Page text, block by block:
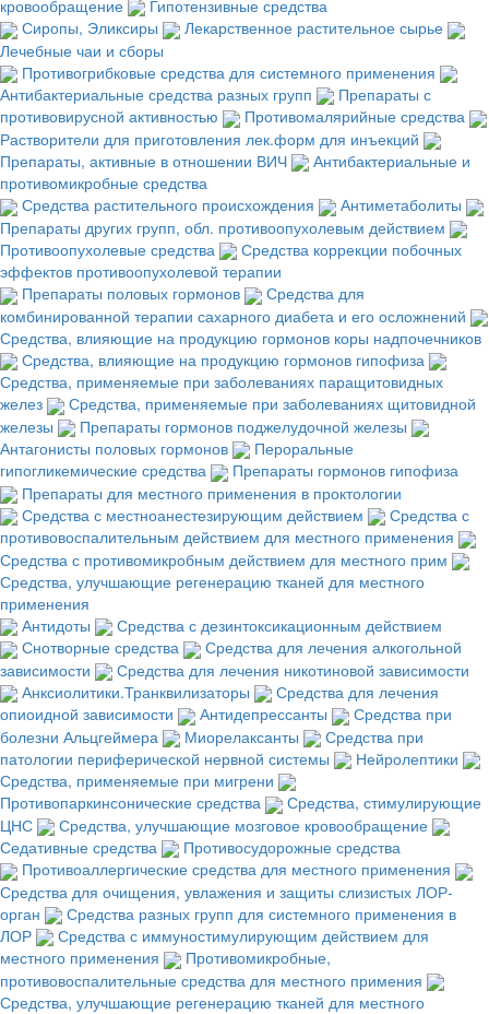
кровообращение
Гипотензивные средства
Сиропы, Эликсиры
Лекарственное растительное сырье
Лечебные чаи и сборы
Противогрибковые средства для системного применения
Антибактериальные средства разных групп
Препараты с
противовирусной активностью
Противомалярийные средства
Растворители для приготовления лек.форм для инъекций
Препараты, активные в отношении ВИЧ
Антибактериальные и
противомикробные средства
Средства растительного происхождения
Антиметаболиты
Препараты других групп, обл. противоопухолевым действием
Противоопухолевые средства
Средства коррекции побочных
эффектов противоопухолевой терапии
Препараты половых гормонов
Средства для
комбинированной терапии сахарного диабета и его осложнений
Средства, влияющие на продукцию гормонов коры надпочечников
Средства, влияющие на продукцию гормонов гипофиза
Средства, применяемые при заболеваниях паращитовидных
желез
Средства, применяемые при заболеваниях щитовидной
железы
Препараты гормонов поджелудочной железы
Антагонисты половых гормонов
Пероральные
гипогликемические средства
Препараты гормонов гипофиза
Препараты для местного применения в проктологии
Средства с местноанестезирующим действием
Средства с
противовоспалительным действием для местного применения
Средства с противомикробным действием для местного прим
Средства, улучшающие регенерацию тканей для местного
применения
Антидоты
Средства с дезинтоксикационным действием
Снотворные средства
Средства для лечения алкогольной
зависимости
Средства для лечения никотиновой зависимости
Анксиолитики.Транквилизаторы
Средства для лечения
опиоидной зависимости
Антидепрессанты
Средства при
болезни Альцгеймера
Миорелаксанты
Средства при
патологии периферической нервной системы
Нейролептики
Средства, применяемые при мигрени
Противопаркинсонические средства
Средства, стимулирующие
ЦНС
Средства, улучшающие мозговое кровообращение
Седативные средства
Противосудорожные средства
Противоаллергические средства для местного применения
Средства для очищения, увлажения и защиты слизистых ЛОР-
орган
Средства разных групп для системного применения в
ЛОР
Средства с иммуностимулирующим действием для
местного применения
Противомикробные,
противовоспалительные средства для местного примения
Средства, улучшающие регенерацию тканей для местного